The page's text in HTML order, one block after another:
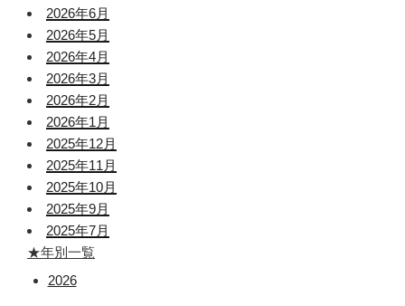
2026年6月
2026年5月
2026年4月
2026年3月
2026年2月
2026年1月
2025年12月
2025年11月
2025年10月
2025年9月
2025年7月
★年別一覧
2026